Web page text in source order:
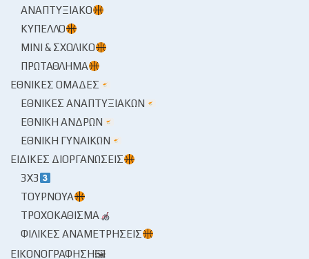
ΑΝΑΠΤΥΞΙΑΚΌ
ΚΎΠΕΛΛΟ
ΜΊΝΙ & ΣΧΟΛΙΚΌ
ΠΡΩΤΆΘΛΗΜΑ
ΕΘΝΙΚΈΣ ΟΜΆΔΕΣ
ΕΘΝΙΚΈΣ ΑΝΑΠΤΥΞΙΑΚΏΝ
ΕΘΝΙΚΉ ΑΝΔΡΏΝ
ΕΘΝΙΚΉ ΓΥΝΑΙΚΏΝ
ΕΙΔΙΚΈΣ ΔΙΟΡΓΑΝΏΣΕΙΣ
3X3
ΤΟΥΡΝΟΥΆ
ΤΡΟΧΟΚΆΘΙΣΜΑ
ΦΙΛΙΚΈΣ ΑΝΑΜΕΤΡΉΣΕΙΣ
ΕΙΚΟΝΟΓΡΆΦΗΣΗ🖼